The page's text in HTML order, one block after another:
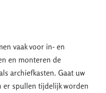
vaak voor in- en
en monteren de
archiefkasten. Gaat uw
er spullen tijdelijk worden